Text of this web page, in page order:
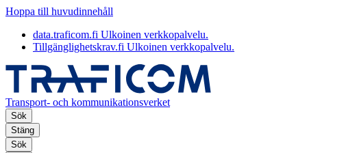
Hoppa till huvudinnehåll
data.traficom.fi Ulkoinen verkkopalvelu.
Tillgänglighetskrav.fi Ulkoinen verkkopalvelu.
Transport- och kommunikationsverket
Sök
Stäng
Sök